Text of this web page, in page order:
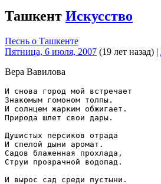
Ташкент Искусство
Песнь о Ташкенте
Пятница, 6 июля, 2007 (19 лет назад) |
Вера Вавилова
И снова город мой встречает
Знакомым гомоном толпы.
И солнцем жарким обжигает.
Природа шлет свои дары.
Душистых персиков отрада
И спелой дыни аромат.
Садов блаженная прохлада,
Струи прозрачной водопад.
И вырос сад среди пустыни.